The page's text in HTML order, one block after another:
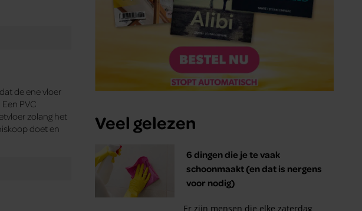
de ene vloer
PVC
zolang het
doet en